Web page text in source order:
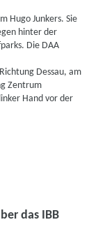
Hugo Junkers. Sie
hinter der
Die DAA
Dessau, am
Zentrum
Hand vor der
das IBB